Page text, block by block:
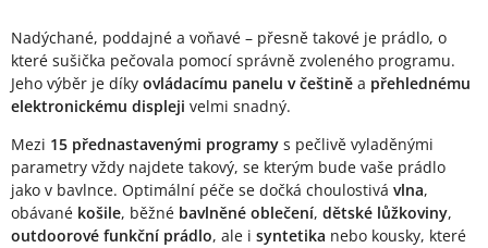
Nadýchané, poddajné a voňavé – přesně takové je prádlo, o
které sušička pečovala pomocí správně zvoleného programu.
Jeho výběr je díky ovládacímu panelu v češtině a přehlednému
elektronickému displeji velmi snadný.
Mezi 15 přednastavenými programy s pečlivě vyladěnými
parametry vždy najdete takový, se kterým bude vaše prádlo
jako v bavlnce. Optimální péče se dočká choulostivá vlna,
obávané košile, běžné bavlněné oblečení, dětské lůžkoviny,
outdoorové funkční prádlo, ale i syntetika nebo kousky, které